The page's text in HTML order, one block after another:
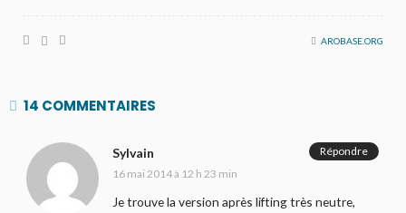
AROBASE.ORG
14 COMMENTAIRES
Sylvain
16 mai 2014 à 12 h 23 min
Je trouve la version après lifting très neutre,
Répondre